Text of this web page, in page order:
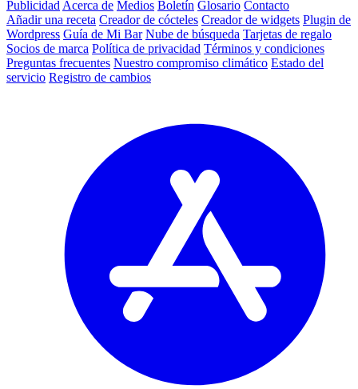
Publicidad Acerca de Medios Boletín Glosario Contacto
Añadir una receta Creador de cócteles Creador de widgets Plugin de
Wordpress Guía de Mi Bar Nube de búsqueda Tarjetas de regalo
Socios de marca Política de privacidad Términos y condiciones
Preguntas frecuentes Nuestro compromiso climático Estado del
servicio Registro de cambios